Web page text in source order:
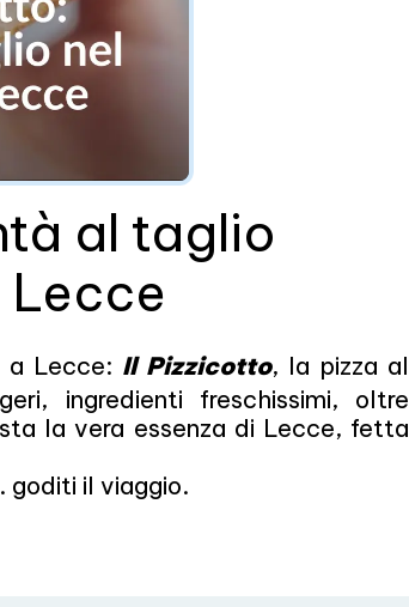
al taglio
Lecce
a Lecce: Il Pizzicotto, la pizza al
ingredienti freschissimi, oltre
la vera essenza di Lecce, fetta
il viaggio.